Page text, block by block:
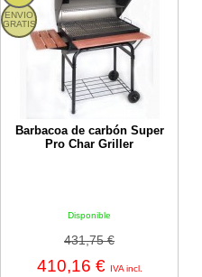
ENVIO
GRATIS
Barbacoa de carbón Super
Pro Char Griller
Disponible
431,75 €
410,16 € IVA incl.